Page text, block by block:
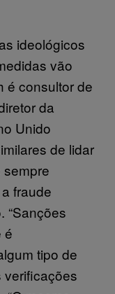
ideológicos
vão
é consultor de
da
Unido
de lidar
fraude
“Sanções
é
tipo de
verificações